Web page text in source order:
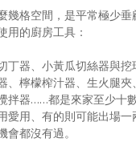
幾格空間，是平常極少
用的廚房工具：
丁器、小黃瓜切絲器與
、檸檬榨汁器、生火腿
拌器……都是來家至少十
愛用、有的則可能出場一
都沒有過。